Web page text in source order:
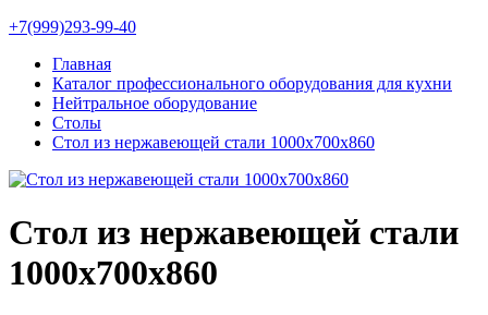
+7(999)293-99-40
Главная
Каталог профессионального оборудования для кухни
Нейтральное оборудование
Столы
Стол из нержавеющей стали 1000х700х860
Стол из нержавеющей стали
1000х700х860